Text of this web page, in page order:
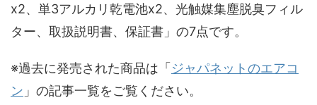
x2、単3アルカリ乾電池x2、光触媒集塵脱臭フィル
ター、取扱説明書、保証書」の7点です。
※過去に発売された商品は「 ジャパネットのエアコ
ン 」の記事一覧をご覧ください。